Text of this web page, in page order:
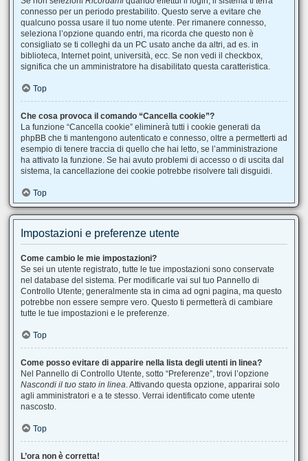
connesso per un periodo prestabilito. Questo serve a evitare che
qualcuno possa usare il tuo nome utente. Per rimanere connesso,
seleziona l’opzione quando entri, ma ricorda che questo non è
consigliato se ti colleghi da un PC usato anche da altri, ad es. in
biblioteca, Internet point, università, ecc. Se non vedi il checkbox,
significa che un amministratore ha disabilitato questa caratteristica.
Top
Che cosa provoca il comando “Cancella cookie”?
La funzione “Cancella cookie” eliminerà tutti i cookie generati da
phpBB che ti mantengono autenticato e connesso, oltre a permetterti ad
esempio di tenere traccia di quello che hai letto, se l’amministrazione
ha attivato la funzione. Se hai avuto problemi di accesso o di uscita dal
sistema, la cancellazione dei cookie potrebbe risolvere tali disguidi.
Top
Impostazioni e preferenze utente
Come cambio le mie impostazioni?
Se sei un utente registrato, tutte le tue impostazioni sono conservate
nel database del sistema. Per modificarle vai sul tuo Pannello di
Controllo Utente; generalmente sta in cima ad ogni pagina, ma questo
potrebbe non essere sempre vero. Questo ti permetterà di cambiare
tutte le tue impostazioni e le preferenze.
Top
Come posso evitare di apparire nella lista degli utenti in linea?
Nel Pannello di Controllo Utente, sotto “Preferenze”, trovi l’opzione
Nascondi il tuo stato in linea. Attivando questa opzione, apparirai solo
agli amministratori e a te stesso. Verrai identificato come utente
nascosto.
Top
L’ora non è corretta!